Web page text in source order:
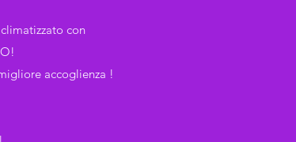
con
accoglienza !